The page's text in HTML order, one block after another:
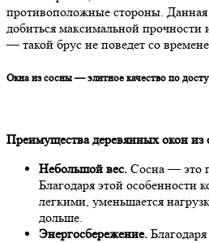
противоположные стороны. Данная
добиться максимальной прочности
— такой брус не поведет со
Окна из сосны — элитное качество по
Преимущества деревянных окон из
Небольшой вес. Сосна — это
Благодаря этой особенности
легкими, уменьшается
дольше.
Энергосбережение.